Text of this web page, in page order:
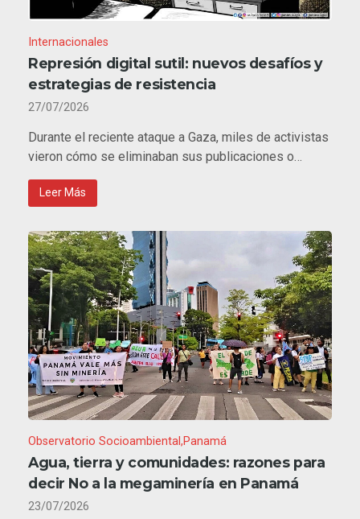
Internacionales
Represión digital sutil: nuevos desafíos y
estrategias de resistencia
27/07/2026
Durante el reciente ataque a Gaza, miles de activistas
vieron cómo se eliminaban sus publicaciones o…
Leer Más
Observatorio Socioambiental Panamá
Agua, tierra y comunidades: razones para
decir No a la megaminería en Panamá
23/07/2026